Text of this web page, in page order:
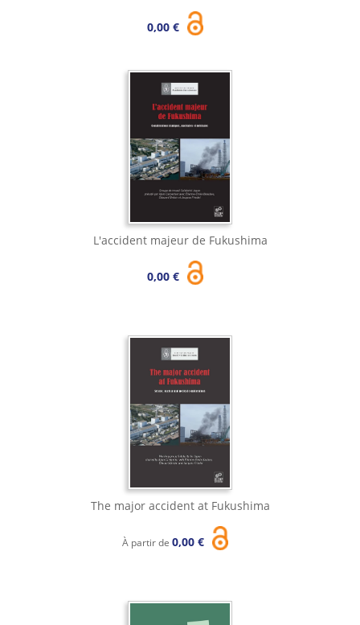
0,00 €
L'accident majeur de Fukushima
0,00 €
The major accident at Fukushima
À partir de 0,00 €